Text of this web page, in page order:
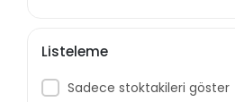
ÇİLİNGİROĞLU
Listeleme
Sadece stoktakileri göster